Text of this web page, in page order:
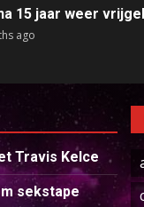
15 jaar weer
ago
Travis Kelce
sekstape